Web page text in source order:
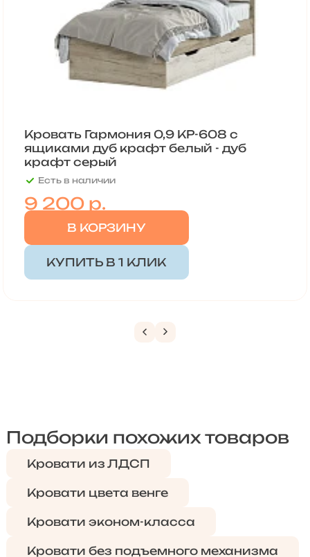
Кровать Гармония 0,9 КР-608 с
ящиками дуб крафт белый - дуб
крафт серый
Есть в наличии
9 200р.
В КОРЗИНУ
КУПИТЬ В 1 КЛИК
Подборки похожих товаров
Кровати из ЛДСП
Кровати цвета венге
Кровати эконом-класса
Кровати без подъемного механизма